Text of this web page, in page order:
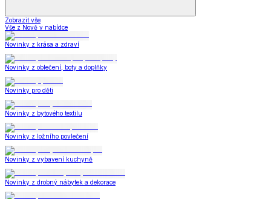
Zobrazit vše
Vše z Nově v nabídce
Novinky z krása a zdraví
Novinky z oblečení, boty a doplňky
Novinky pro děti
Novinky z bytového textilu
Novinky z ložního povlečení
Novinky z vybavení kuchyně
Novinky z drobný nábytek a dekorace